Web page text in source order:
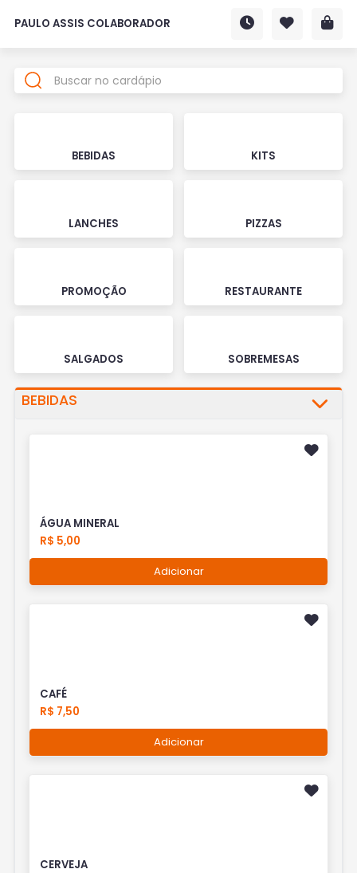
PAULO ASSIS COLABORADOR
BEBIDAS KITS
LANCHES PIZZAS
PROMOÇÃO RESTAURANTE
SALGADOS SOBREMESAS
BEBIDAS
ÁGUA MINERAL
R$ 5,00
Adicionar
CAFÉ
R$ 7,50
Adicionar
CERVEJA